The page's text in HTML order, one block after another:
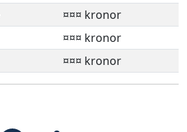
¤¤¤ kronor
¤¤¤ kronor
¤¤¤ kronor